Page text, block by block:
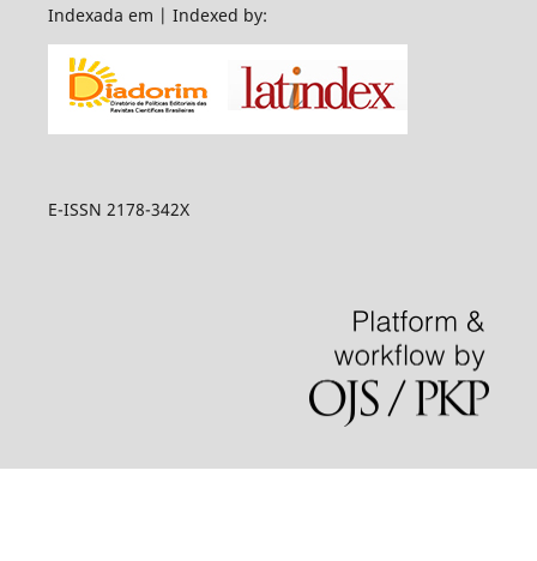
Indexada em | Indexed by:
E-ISSN 2178-342X